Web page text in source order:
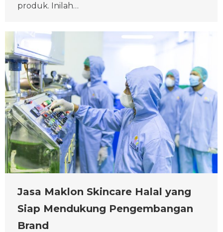
produk. Inilah…
Jasa Maklon Skincare Halal yang
Siap Mendukung Pengembangan
Brand